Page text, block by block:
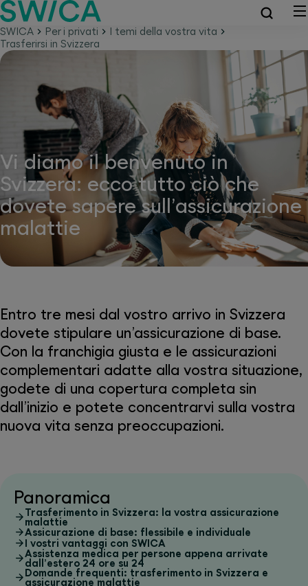
SWICA Per i privati
I temi della vostra vita
Trasferirsi in Svizzera
Vi diamo il benvenuto in
Svizzera: ecco tutto ciò che
dovete sapere sull’assicurazione
malattie
Entro tre mesi dal vostro arrivo in Svizzera
dovete stipulare un’assicurazione di base.
Con la franchigia giusta e le assicurazioni
complementari adatte alla vostra situazione,
godete di una copertura completa sin
dall’inizio e potete concentrarvi sulla vostra
nuova vita senza preoccupazioni.
Panoramica
Trasferimento in Svizzera: la vostra assicurazione
malattie
Assicurazione di base: flessibile e individuale
I vostri vantaggi con SWICA
Assistenza medica per persone appena arrivate
dall’estero 24 ore su 24
Domande frequenti: trasferimento in Svizzera e
assicurazione malattie